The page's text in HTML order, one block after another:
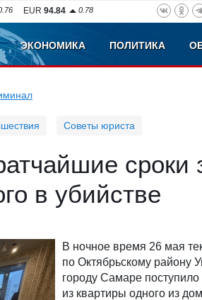
EUR 94.84 0.78
ЭКОНОМИКА ПОЛИТИКА
Советы юриста
сроки
в убийстве
В ночное время 26 мая
по Октябрьскому району
городу Самаре
из квартиры одного из